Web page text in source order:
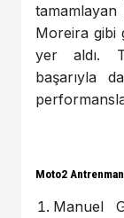
Moreira gibi
yer aldı.
başarıyla
Moto2
Manuel